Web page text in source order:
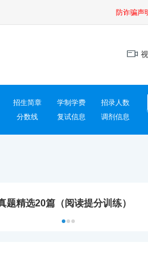
防诈骗声
招生简章 学制学费
招录人数
分数线
复试信息 调剂信息
精选20篇（阅读提分训练）